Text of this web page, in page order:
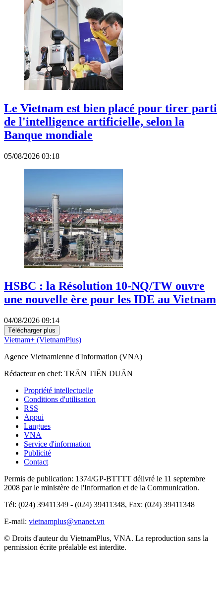
Le Vietnam est bien placé pour tirer parti
de l'intelligence artificielle, selon la
Banque mondiale
05/08/2026 03:18
HSBC : la Résolution 10-NQ/TW ouvre
une nouvelle ère pour les IDE au Vietnam
04/08/2026 09:14
Télécharger plus
Vietnam+ (VietnamPlus)
Agence Vietnamienne d'Information (VNA)
Rédacteur en chef: TRÂN TIÊN DUÂN
Propriété intellectuelle
Conditions d'utilisation
RSS
Appui
Langues
VNA
Service d'information
Publicité
Contact
Permis de publication: 1374/GP-BTTTT délivré le 11 septembre
2008 par le ministère de l'Information et de la Communication.
Tél: (024) 39411349 - (024) 39411348, Fax: (024) 39411348
E-mail: vietnamplus@vnanet.vn
© Droits d'auteur du VietnamPlus, VNA. La reproduction sans la
permission écrite préalable est interdite.